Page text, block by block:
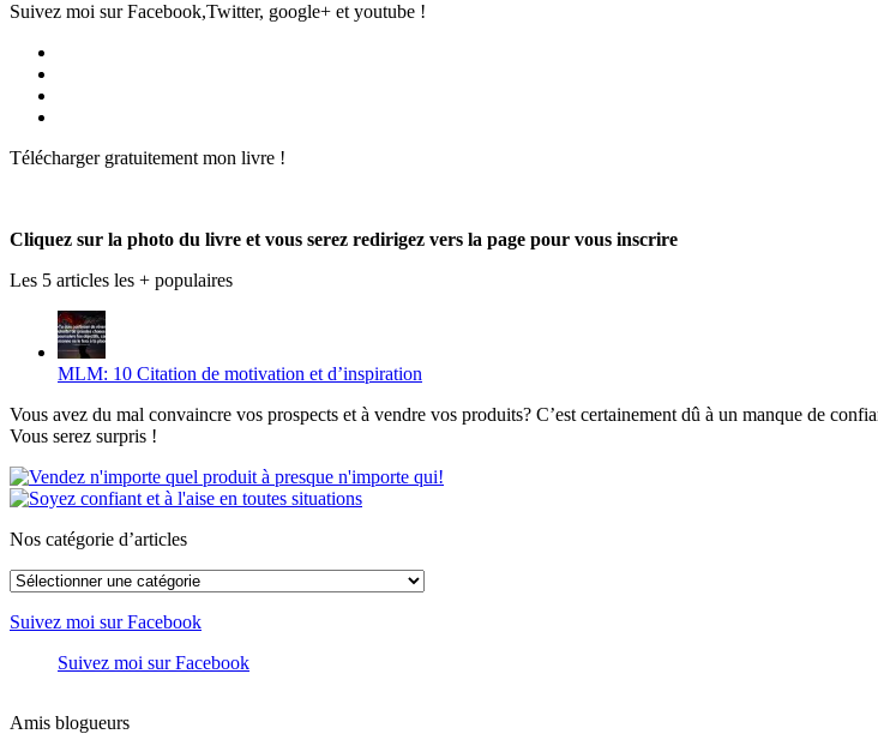
Suivez moi sur Facebook,Twitter, google+ et youtube !
sur
porodumlm
de
profil
Google+
Télécharger gratuitement mon livre !
Cliquez sur la photo du livre et vous serez redirigez vers la page pour vous inscrire
Les 5 articles les + populaires
MLM: 10 Citation de motivation et d’inspiration
Vous avez du mal convaincre vos prospects et à vendre vos produits? C’est certainement dû à un manque de
Vous serez surpris !
Nos catégorie d’articles
Nos
d’articles
Suivez moi sur Facebook
Suivez moi sur Facebook
Amis blogueurs